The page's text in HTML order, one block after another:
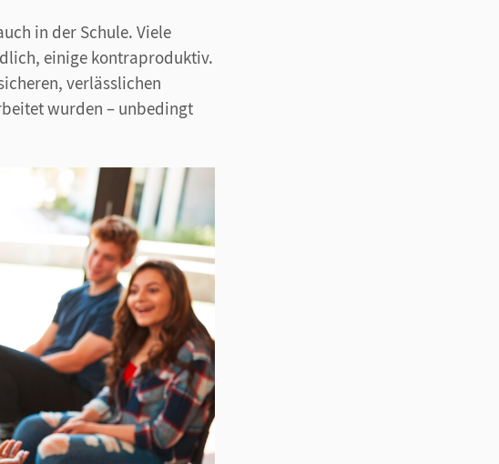
in der Schule. Viele
einige kontraproduktiv.
verlässlichen
wurden – unbedingt